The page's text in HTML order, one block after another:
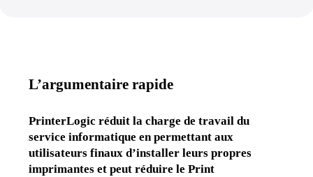
L’argumentaire rapide
PrinterLogic réduit la charge de travail du
service informatique en permettant aux
utilisateurs finaux d’installer leurs propres
imprimantes et peut réduire le Print